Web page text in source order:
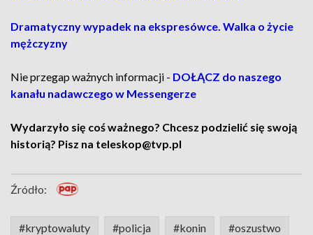
Dramatyczny wypadek na ekspresówce. Walka o życie
mężczyzny
Nie przegap ważnych informacji - DOŁĄCZ do naszego
kanału nadawczego w Messengerze
Wydarzyło się coś ważnego? Chcesz podzielić się swoją
historią? Pisz na teleskop@tvp.pl
Źródło:
#kryptowaluty #policja #konin #oszustwo